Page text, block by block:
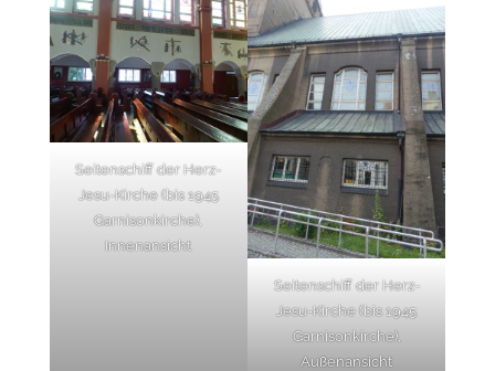
Seitenschiff der Herz-
Jesu-Kirche (bis 1945
Garnisonkirche),
Innenansicht
Seitenschiff der Herz-
Jesu-Kirche (bis 1945
Garnisonkirche),
Außenansicht